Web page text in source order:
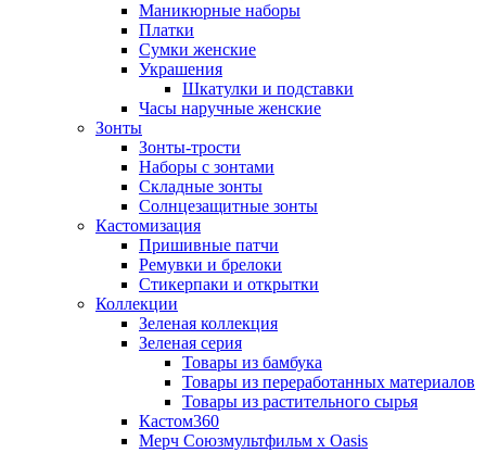
Маникюрные наборы
Платки
Сумки женские
Украшения
Шкатулки и подставки
Часы наручные женские
Зонты
Зонты-трости
Наборы с зонтами
Складные зонты
Солнцезащитные зонты
Кастомизация
Пришивные патчи
Ремувки и брелоки
Стикерпаки и открытки
Коллекции
Зеленая коллекция
Зеленая серия
Товары из бамбука
Товары из переработанных материалов
Товары из растительного сырья
Кастом360
Мерч Союзмультфильм х Oasis